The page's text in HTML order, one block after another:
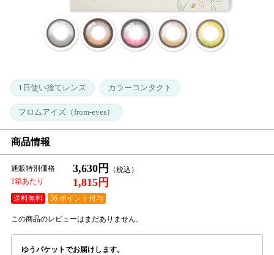
1日使い捨てレンズ カラーコンタクト
フロムアイズ（from-eyes）
商品情報
通販特別価格 3,630円
1箱あたり 1,815円
送料無料 36 ポイント付与
この商品のレビューはまだありません。
ゆうパケットでお届けします。